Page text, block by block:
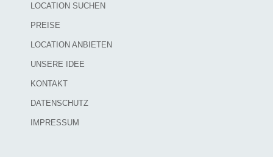
LOCATION SUCHEN
PREISE
LOCATION ANBIETEN
UNSERE IDEE
KONTAKT
DATENSCHUTZ
IMPRESSUM